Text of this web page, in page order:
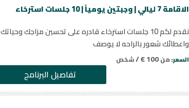
الاقامة 7 ليالي | وجبتين يومياً | 10 جلسات استرخاء
نقدم لكم 10 جلسات استرخاء قادره على تحسين مزاجك وحياتك
واعطائك شعور بالراحه لا يوصف
السعر: من100 € / شخص
تفاصيل البرنامج